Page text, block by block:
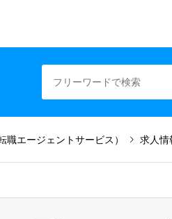
職エージェントサービス） 求人情